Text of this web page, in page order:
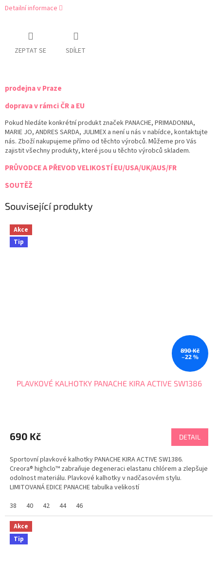
Detailní informace
ZEPTAT SE SDÍLET
prodejna v Praze
doprava v rámci ČR a EU
Pokud hledáte konkrétní produkt značek PANACHE, PRIMADONNA,
MARIE JO, ANDRES SARDA, JULIMEX a není u nás v nabídce, kontaktujte
nás. Zboží nakupujeme přímo od těchto výrobců. Můžeme pro Vás
zajistit všechny produkty, které jsou u těchto výrobců skladem.
PRŮVODCE A PŘEVOD VELIKOSTÍ EU/USA/UK/AUS/FR
SOUTĚŽ
Související produkty
Akce
Tip
890 Kč
–22 %
PLAVKOVÉ KALHOTKY PANACHE KIRA ACTIVE SW1386
690 Kč DETAIL
Sportovní plavkové kalhotky PANACHE KIRA ACTIVE SW1386.
Creora® highclo™ zabraňuje degeneraci elastanu chlórem a zlepšuje
odolnost materiálu. Plavkové kalhotky v nadčasovém stylu.
LIMITOVANÁ EDICE PANACHE tabulka velikostí
38
40 42 44 46
Akce
Tip